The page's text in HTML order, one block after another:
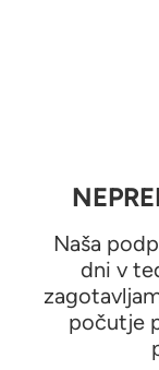
Naša
dni v
počutje